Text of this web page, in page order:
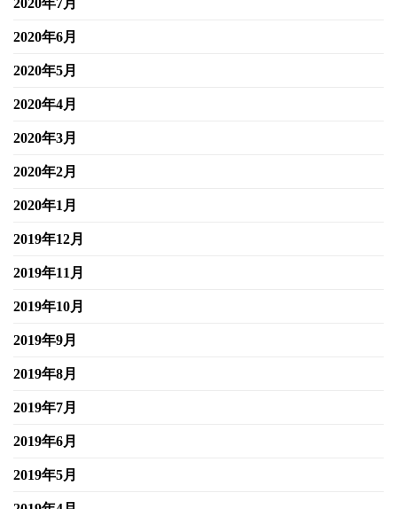
2020年6月
2020年5月
2020年4月
2020年3月
2020年2月
2020年1月
2019年12月
2019年11月
2019年10月
2019年9月
2019年8月
2019年7月
2019年6月
2019年5月